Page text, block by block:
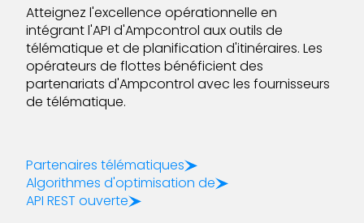
Atteignez l'excellence opérationnelle en
intégrant l'API d'Ampcontrol aux outils de
télématique et de planification d'itinéraires. Les
opérateurs de flottes bénéficient des
partenariats d'Ampcontrol avec les fournisseurs
de télématique.
Partenaires télématiques
Algorithmes d'optimisation de
API REST ouverte